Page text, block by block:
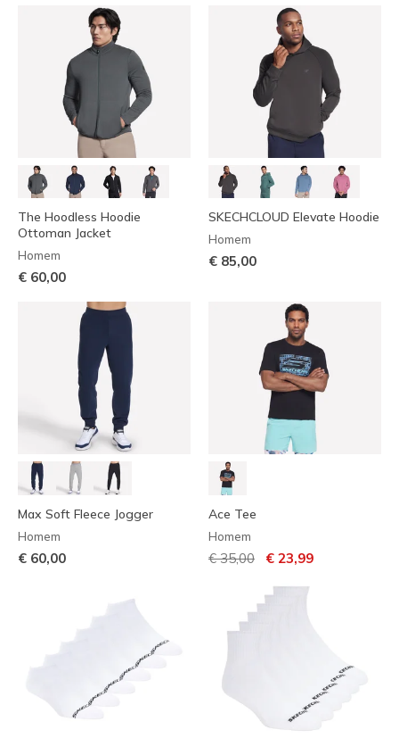
The Hoodless Hoodie
Ottoman Jacket
Homem
€ 60,00
SKECHCLOUD Elevate Hoodie
Homem
€ 85,00
Max Soft Fleece Jogger
Homem
€ 60,00
Ace Tee
Homem
Preço com desconto de
€ 35,00 para
€ 23,99